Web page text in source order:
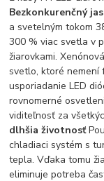
Bezkonkurenčný
a svetelným tokom
300 % viac svetla v
žiarovkami.
svetlo, ktoré
usporiadanie LED
rovnomerné
viditeľnosť za
dlhšia životnosť
chladiaci systém s
tepla. Vďaka tomu
eliminuje potreba